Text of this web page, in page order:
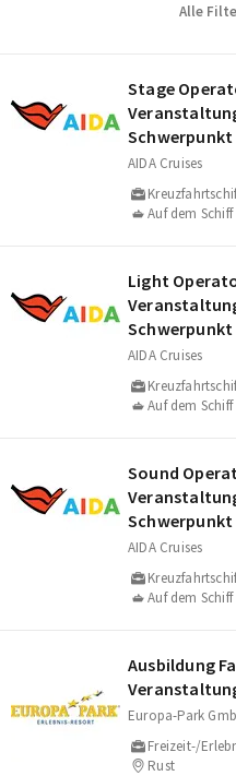
Alle
Stage
Schwerpunkt
AIDA Cruises
Auf dem Schiff
Light
AIDA Cruises
Auf dem Schiff
Sound
Schwerpunkt
AIDA Cruises
Auf dem Schiff
Ausbildung
Europa-Park
Freizeit-/
Rust